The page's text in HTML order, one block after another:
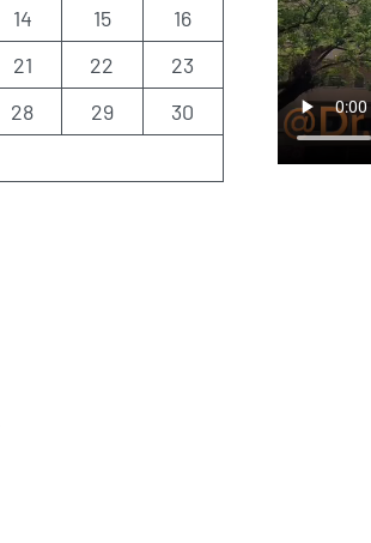
14 15
16
21 22
23
28 29
30